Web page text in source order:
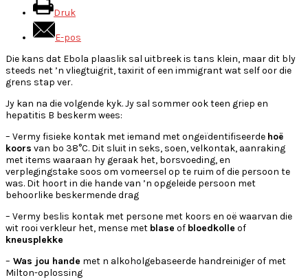
Druk
E-pos
Die kans dat Ebola plaaslik sal uitbreek is tans klein, maar dit bly
steeds net ’n vliegtuigrit, taxirit of een immigrant wat self oor die
grens stap ver.
Jy kan na die volgende kyk. Jy sal sommer ook teen griep en
hepatitis B beskerm wees:
– Vermy fisieke kontak met iemand met ongeïdentifiseerde hoë
koors van bo 38°C. Dit sluit in seks, soen, velkontak, aanraking
met items waaraan hy geraak het, borsvoeding, en
verplegingstake soos om vomeersel op te ruim of die persoon te
was. Dit hoort in die hande van ’n opgeleide persoon met
behoorlike beskermende drag
– Vermy beslis kontak met persone met koors en oë waarvan die
wit rooi verkleur het, mense met blase of bloedkolle of
kneusplekke
– Was jou hande met n alkoholgebaseerde handreiniger of met
Milton-oplossing